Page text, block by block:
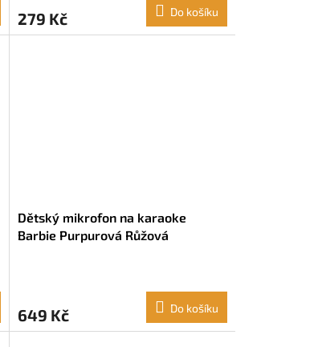
279 Kč Do košíku
Dětský mikrofon na karaoke
Barbie Purpurová Růžová
649 Kč Do košíku